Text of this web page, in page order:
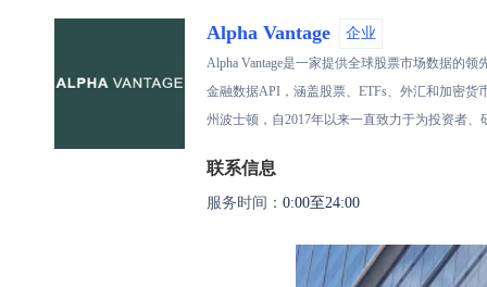
Alpha Vantage 企业
Alpha Vantage是一家提供全球股票市场数据的
金融数据API，涵盖股票、ETFs、外汇和加密
州波士顿，自2017年以来一直致力于为投资者
联系信息
服务时间： 0:00至24:00